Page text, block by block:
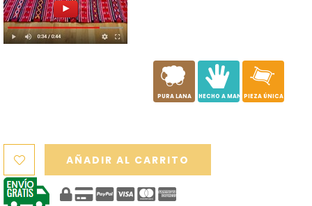
a
PURA LANA
c
HECHO A MANO
h
PIEZA ÚNICA
AÑADIR AL CARRITO